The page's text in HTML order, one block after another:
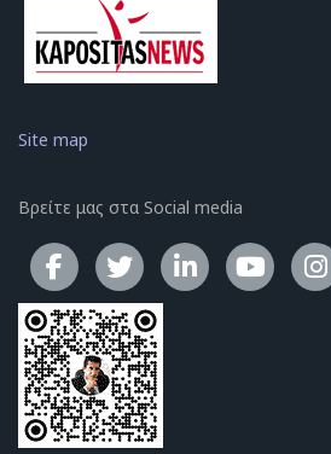
Site map
Βρείτε μας στα Social media